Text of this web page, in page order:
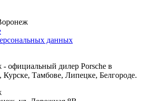
данных
официальный дилер Porsche в
Тамбове, Липецке, Белгороде.